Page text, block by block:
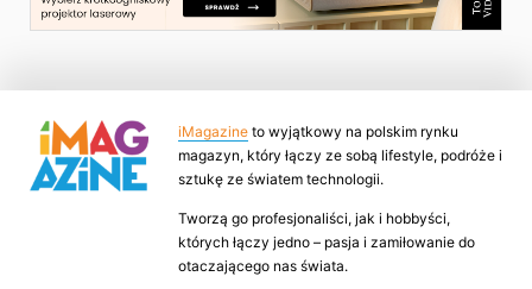
iMagazine to wyjątkowy na polskim rynku
magazyn, który łączy ze sobą lifestyle, podróże i
sztukę ze światem technologii.
Tworzą go profesjonaliści, jak i hobbyści,
których łączy jedno – pasja i zamiłowanie do
otaczającego nas świata.